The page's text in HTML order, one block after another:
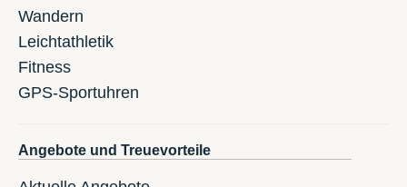
Wandern
Leichtathletik
Fitness
GPS-Sportuhren
Angebote und Treuevorteile